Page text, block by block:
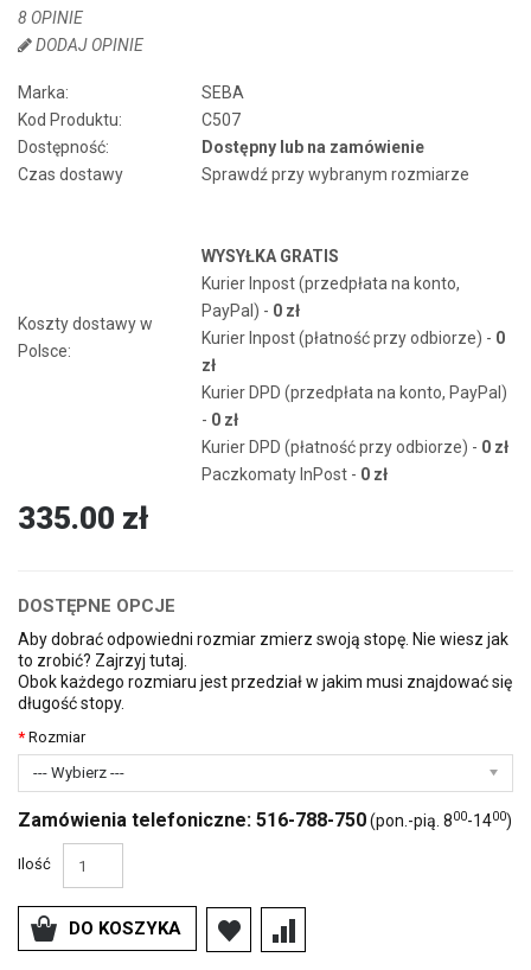
8 OPINIE
DODAJ OPINIE
Marka:
SEBA
Kod Produktu:
C507
Dostępność:
Dostępny lub na zamówienie
Czas dostawy
Sprawdź przy wybranym rozmiarze
Koszty dostawy w
Polsce:
WYSYŁKA GRATIS
Kurier Inpost (przedpłata na konto,
PayPal) - 0 zł
Kurier Inpost (płatność przy odbiorze) - 0
zł
Kurier DPD (przedpłata na konto, PayPal)
- 0 zł
Kurier DPD (płatność przy odbiorze) - 0 zł
Paczkomaty InPost - 0 zł
335.00 zł
DOSTĘPNE OPCJE
Aby dobrać odpowiedni rozmiar zmierz swoją stopę. Nie wiesz jak
to zrobić? Zajrzyj tutaj.
Obok każdego rozmiaru jest przedział w jakim musi znajdować się
długość stopy.
Rozmiar
--- Wybierz ---
Zamówienia telefoniczne: 516-788-750(pon.-pią. 800-1400)
Ilość
DO KOSZYKA